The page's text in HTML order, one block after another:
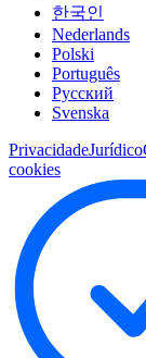
한국인
Nederlands
Polski
Português
Pусский
Svenska
PrivacidadeJurídico
cookies